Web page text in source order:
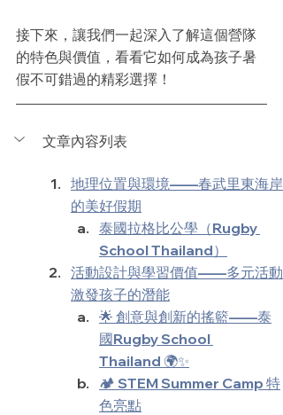
接下來，讓我們一起深入了解這個營隊
的特色與價值，看看它如何成為孩子暑
假不可錯過的精彩選擇！
文章內容列表
地理位置與環境——春武里東海岸
的美好假期
泰國拉格比公學（Rugby
School Thailand）
活動設計與學習價值——多元活動
激發孩子的潛能
🌟 創意與創新的搖籃——泰
國Rugby School
Thailand 🌍✨
🏕️ STEM Summer Camp 特
色亮點